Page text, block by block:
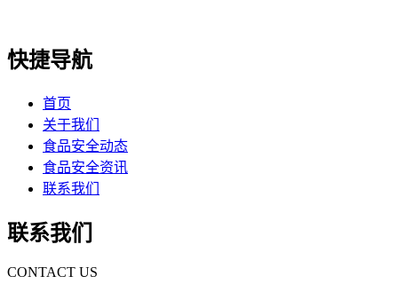
快捷导航
首页
关于我们
食品安全动态
食品安全资讯
联系我们
联系我们
CONTACT US